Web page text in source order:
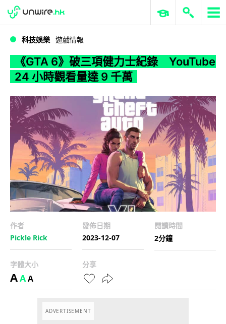
WWDC 2026 ERP 與商業 AI
科技娛樂 遊戲情報
《GTA 6》破三項健力士紀錄 YouTube
24 小時觀看量達 9 千萬
作者
Pickle Rick
發佈日期
2023-12-07
閱讀時間
2分鐘
字體大小
AAA
分享
ADVERTISEMENT